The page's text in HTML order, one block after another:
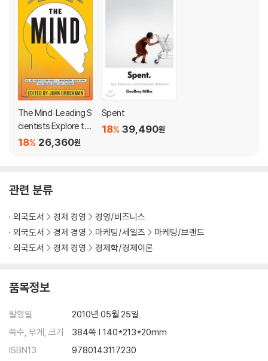
The Mind: Leading S
cientists Explore th
e Brain, Memory, Pe
26,360원
18%
Spent
39,490원
18%
관련 분류
외국도서 경제 경영
경영/비즈니스
외국도서
경제 경영 마케팅/세일즈
마케팅/브랜드
외국도서
경제 경영 경제학/경제이론
품목정보
발행일
2010년 05월 25일
쪽수, 무게, 크기
384쪽 | 140*213*20mm
ISBN13
9780143117230